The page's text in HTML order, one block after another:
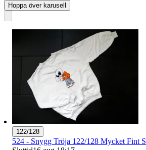
Hoppa över karusell
122/128
524 - Snygg Tröja 122/128 Mycket Fint